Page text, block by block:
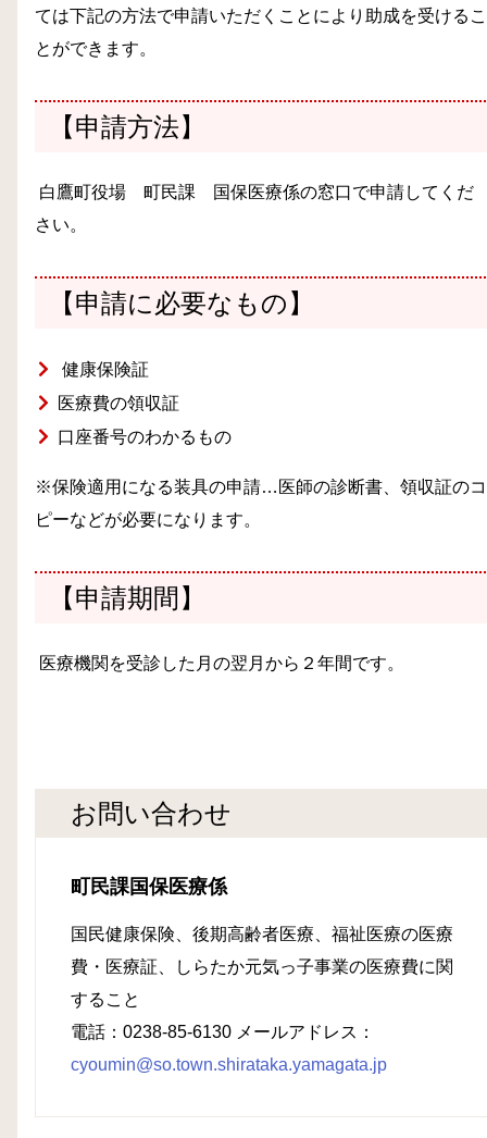
ては下記の方法で申請いただくことにより助成を受けるこ
とができます。
【申請方法】
白鷹町役場 町民課 国保医療係の窓口で申請してくだ
さい。
【申請に必要なもの 】
健康保険証
医療費の領収証
口座番号のわかるもの
※保険適用になる装具の申請…医師の診断書、領収証のコ
ピーなどが必要になります。
【申請期間 】
医療機関を受診した月の翌月から２年間です。
お問い合わせ
町民課国保医療係
国民健康保険、後期高齢者医療、福祉医療の医療
費・医療証、しらたか元気っ子事業の医療費に関
すること
電話：0238-85-6130 メールアドレス：
cyoumin@so.town.shirataka.yamagata.jp